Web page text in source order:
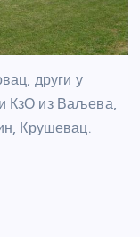
други у
КзО из Ваљева,
Крушевац.